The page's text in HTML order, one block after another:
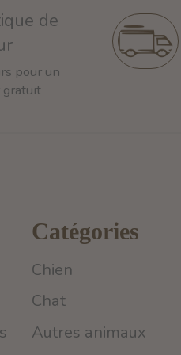
de
pour un
gratuit
Catégories
Chien
Chat
Autres animaux